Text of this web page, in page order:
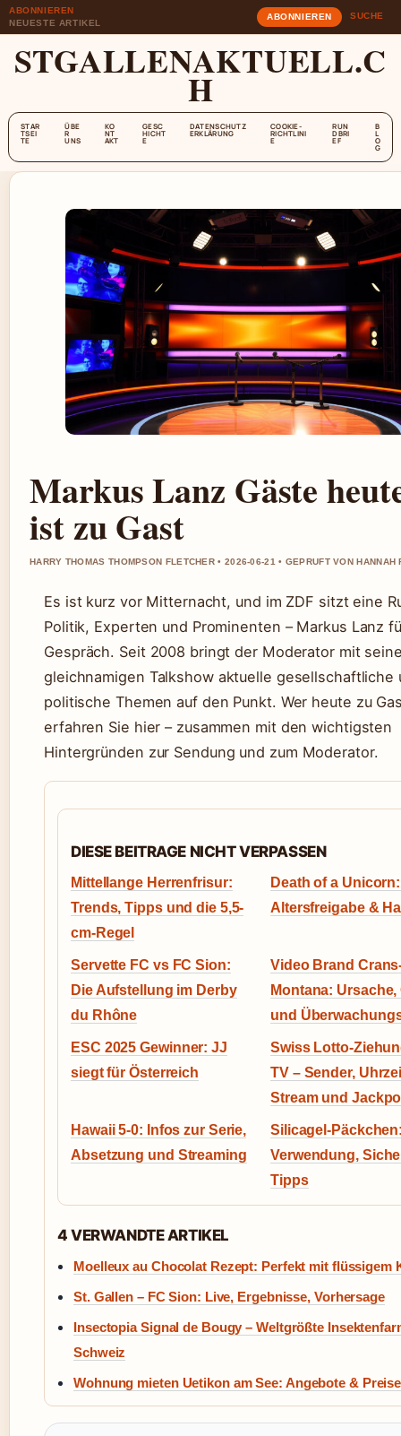
ABONNIEREN
NEUESTE ARTIKEL
ABONNIEREN SUCHE
STGALLENAKTUELL.C
H
STAR
TSEI
TE
ÜBE
R
UNS
KO
NT
AKT
GESC
HICHT
E
DATENSCHUTZ
ERKLÄRUNG
COOKIE-
RICHTLINI
E
RUN
DBRI
EF
B
L
O
G
Markus Lanz Gäste
ist zu Gast
HARRY THOMAS THOMPSON FLETCHER • 2026-06-21 • GEPRUFT VON HANNAH
Es ist kurz vor Mitternacht, und im ZDF sitzt eine
Politik, Experten und Prominenten – Markus Lanz
Gespräch. Seit 2008 bringt der Moderator mit
gleichnamigen Talkshow aktuelle gesellschaftliche
politische Themen auf den Punkt. Wer heute zu
erfahren Sie hier – zusammen mit den wichtigsten
Hintergründen zur Sendung und zum Moderator.
DIESE BEITRAGE NICHT VERPASSEN
Mittellange Herrenfrisur:
Trends, Tipps und die 5,5-
cm-Regel
Death of a
Altersfreigabe &
Servette FC vs FC Sion:
Die Aufstellung im Derby
du Rhône
Video Brand
Montana: Ursache,
und
ESC 2025 Gewinner: JJ
siegt für Österreich
Swiss Lotto-
TV – Sender,
Stream und
Hawaii 5-0: Infos zur Serie,
Absetzung und Streaming
Silicagel-
Verwendung,
Tipps
4 VERWANDTE ARTIKEL
Moelleux au Chocolat Rezept: Perfekt mit flüssigem
St. Gallen – FC Sion: Live, Ergebnisse, Vorhersage
Insectopia Signal de Bougy – Weltgrößte
Schweiz
Wohnung mieten Uetikon am See: Angebote &